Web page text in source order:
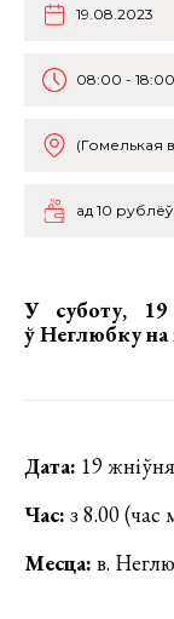
19.08.2023
08:00 - 18:00
(Гомелькая
ад 10 рублёў
У суботу,
ў Неглюбку на
Дата: 19 жніўня
Час: з 8.00 (час
Месца: в.